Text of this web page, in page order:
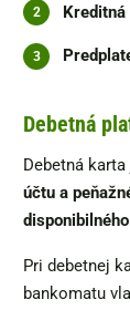
Debetná
Debetná karta
účtu a
Pri debetnej
bankomatu